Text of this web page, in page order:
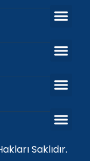
Saklıdır.